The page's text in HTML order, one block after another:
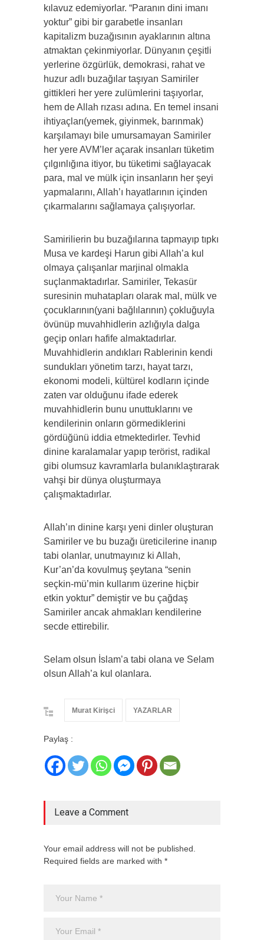
kılavuz edemiyorlar. “Paranın dini imanı
yoktur” gibi bir garabetle insanları
kapitalizm buzağısının ayaklarının altına
atmaktan çekinmiyorlar. Dünyanın çeşitli
yerlerine özgürlük, demokrasi, rahat ve
huzur adlı buzağılar taşıyan Samiriler
gittikleri her yere zulümlerini taşıyorlar,
hem de Allah rızası adına. En temel insani
ihtiyaçları(yemek, giyinmek, barınmak)
karşılamayı bile umursamayan Samiriler
her yere AVM’ler açarak insanları tüketim
çılgınlığına itiyor, bu tüketimi sağlayacak
para, mal ve mülk için insanların her şeyi
yapmalarını, Allah’ı hayatlarının içinden
çıkarmalarını sağlamaya çalışıyorlar.
Samirilierin bu buzağılarına tapmayıp tıpkı
Musa ve kardeşi Harun gibi Allah’a kul
olmaya çalışanlar marjinal olmakla
suçlanmaktadırlar. Samiriler, Tekasür
suresinin muhatapları olarak mal, mülk ve
çocuklarının(yani bağlılarının) çokluğuyla
övünüp muvahhidlerin azlığıyla dalga
geçip onları hafife almaktadırlar.
Muvahhidlerin andıkları Rablerinin kendi
sundukları yönetim tarzı, hayat tarzı,
ekonomi modeli, kültürel kodların içinde
zaten var olduğunu ifade ederek
muvahhidlerin bunu unuttuklarını ve
kendilerinin onların görmediklerini
gördüğünü iddia etmektedirler. Tevhid
dinine karalamalar yapıp terörist, radikal
gibi olumsuz kavramlarla bulanıklaştırarak
vahşi bir dünya oluşturmaya
çalışmaktadırlar.
Allah’ın dinine karşı yeni dinler oluşturan
Samiriler ve bu buzağı üreticilerine inanıp
tabi olanlar, unutmayınız ki Allah,
Kur’an’da kovulmuş şeytana “senin
seçkin-mü’min kullarım üzerine hiçbir
etkin yoktur” demiştir ve bu çağdaş
Samiriler ancak ahmakları kendilerine
secde ettirebilir.
Selam olsun İslam’a tabi olana ve Selam
olsun Allah’a kul olanlara.
Murat Kirişci YAZARLAR
Paylaş :
Leave a Comment
Your email address will not be published.
Required fields are marked with *